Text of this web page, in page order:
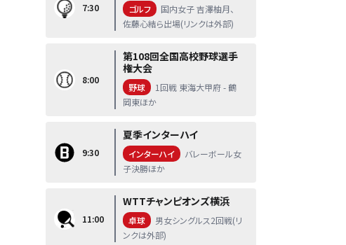
7:30 ゴルフ
国内女子 吉澤柚月、
佐藤心結ら出場(リンクは外部)
8:00
第108回全国高校野球選手
権大会
野球
1回戦 東海大甲府 - 鶴
岡東ほか
9:30
夏季インターハイ
インターハイ
バレーボール女
子決勝ほか
11:00
WTTチャンピオンズ横浜
卓球
男女シングルス2回戦(リ
ンクは外部)